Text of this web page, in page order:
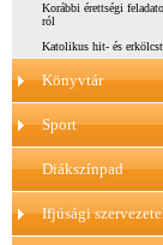
Korábbi érettségi
ról
Katolikus hit- és
Könyvtár
Sport
Diákszínpad
Ifjúsági